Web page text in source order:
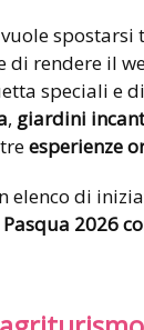
vuole
di rendere il
speciali e
, giardini
esperienze
elenco di
Pasqua 2026